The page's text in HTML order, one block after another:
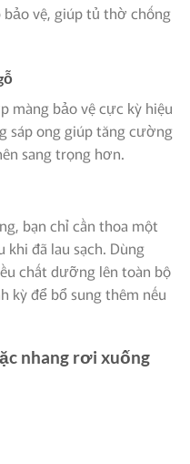
vệ, giúp tủ thờ chống
màng bảo vệ cực kỳ hiệu
sáp ong giúp tăng cường
sang trọng hơn.
bạn chỉ cần thoa một
đã lau sạch. Dùng
chất dưỡng lên toàn bộ
kỳ để bổ sung thêm nếu
nhang rơi xuống